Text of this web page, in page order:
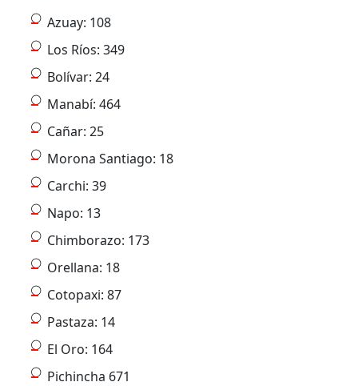
Azuay: 108
Los Ríos: 349
Bolívar: 24
Manabí: 464
Cañar: 25
Morona Santiago: 18
Carchi: 39
Napo: 13
Chimborazo: 173
Orellana: 18
Cotopaxi: 87
Pastaza: 14
El Oro: 164
Pichincha 671